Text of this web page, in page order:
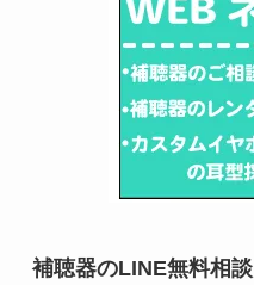
補聴器のLINE無料相談